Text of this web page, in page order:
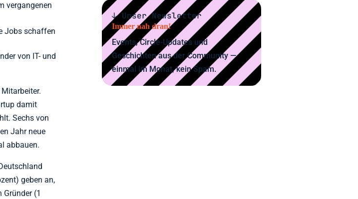
vergangenen
Jobs schaffen
von IT- und
damit
Sechs von
Jahr neue
abbauen.
geben an,
(1
↓ Unser Newsletter
Immer nah dran!
Events, Circle-Updates und
Geschichten aus der Community —
einmal im Monat, kein Spam.